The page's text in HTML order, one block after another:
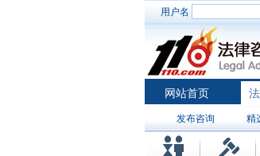
用户名
网站首页
发布咨询 精
律师排行